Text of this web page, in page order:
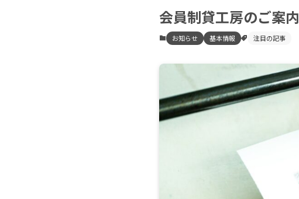
会員制貸工房のご案内
お知らせ 基本情報 注目の記事